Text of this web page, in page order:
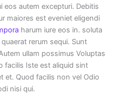
eos autem excepturi. Debitis
maiores est eveniet eligendi
harum iure eos in. soluta
rerum sequi. Sunt
ullam possimus Voluptas
facilis Iste est aliquid sint
et. Quod facilis non vel Odio
nisi qui.